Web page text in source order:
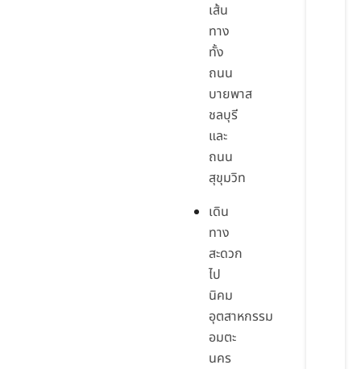
เส้น
ทาง
ทั้ง
ถนน
บายพาส
ชลบุรี
และ
ถนน
สุขุมวิท
เดิน
ทาง
สะดวก
ไป
นิคม
อุตสาหกรรม
อมตะ
นคร